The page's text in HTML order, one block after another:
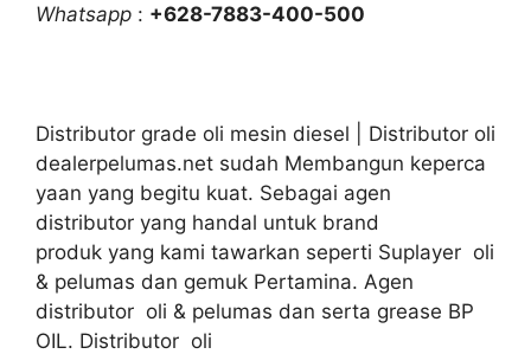
Whatsapp : +628-7883-400-500
Distributor grade oli mesin diesel | Distributor oli
dealerpelumas.net sudah Membangun keperca
yaan yang begitu kuat. Sebagai agen
distributor yang handal untuk brand
produk yang kami tawarkan seperti Suplayer oli
& pelumas dan gemuk Pertamina. Agen
distributor oli & pelumas dan serta grease BP
OIL. Distributor oli